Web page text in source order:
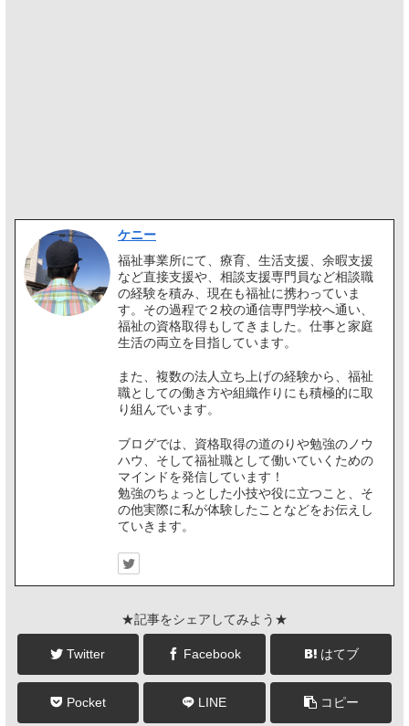
ケニー
福祉事業所にて、療育、生活支援、余暇支援
など直接支援や、相談支援専門員など相談職
の経験を積み、現在も福祉に携わっていま
す。その過程で２校の通信専門学校へ通い、
福祉の資格取得もしてきました。仕事と家庭
生活の両立を目指しています。
また、複数の法人立ち上げの経験から、福祉
職としての働き方や組織作りにも積極的に取
り組んでいます。
ブログでは、資格取得の道のりや勉強のノウ
ハウ、そして福祉職として働いていくための
マインドを発信しています！
勉強のちょっとした小技や役に立つこと、そ
の他実際に私が体験したことなどをお伝えし
ていきます。
★記事をシェアしてみよう★
Twitter Facebook はてブ
Pocket LINE コピー